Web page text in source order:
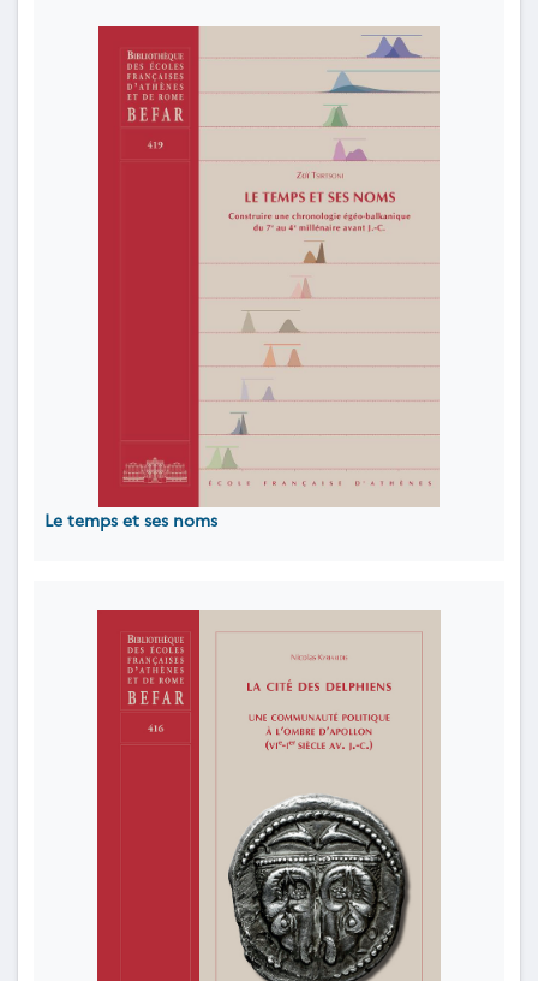
Le temps et ses noms